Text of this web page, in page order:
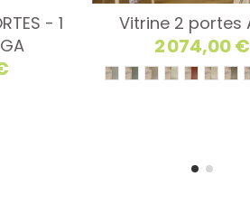
- 1
Vitrine 2 portes
2 074,00 €